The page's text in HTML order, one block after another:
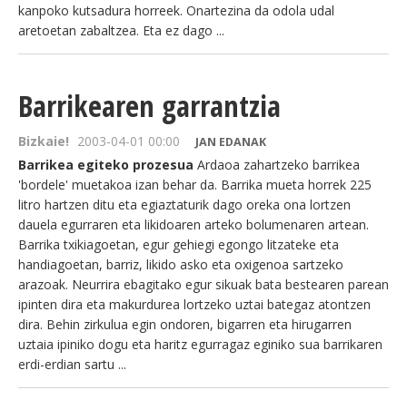
kanpoko kutsadura horreek. Onartezina da odola udal
aretoetan zabaltzea. Eta ez dago ...
Barrikearen garrantzia
Bizkaie! 2003-04-01 00:00 JAN EDANAK
Barrikea egiteko prozesua Ardaoa zahartzeko barrikea
'bordele' muetakoa izan behar da. Barrika mueta horrek 225
litro hartzen ditu eta egiaztaturik dago oreka ona lortzen
dauela egurraren eta likidoaren arteko bolumenaren artean.
Barrika txikiagoetan, egur gehiegi egongo litzateke eta
handiagoetan, barriz, likido asko eta oxigenoa sartzeko
arazoak. Neurrira ebagitako egur sikuak bata bestearen parean
ipinten dira eta makurdurea lortzeko uztai bategaz atontzen
dira. Behin zirkulua egin ondoren, bigarren eta hirugarren
uztaia ipiniko dogu eta haritz egurragaz eginiko sua barrikaren
erdi-erdian sartu ...